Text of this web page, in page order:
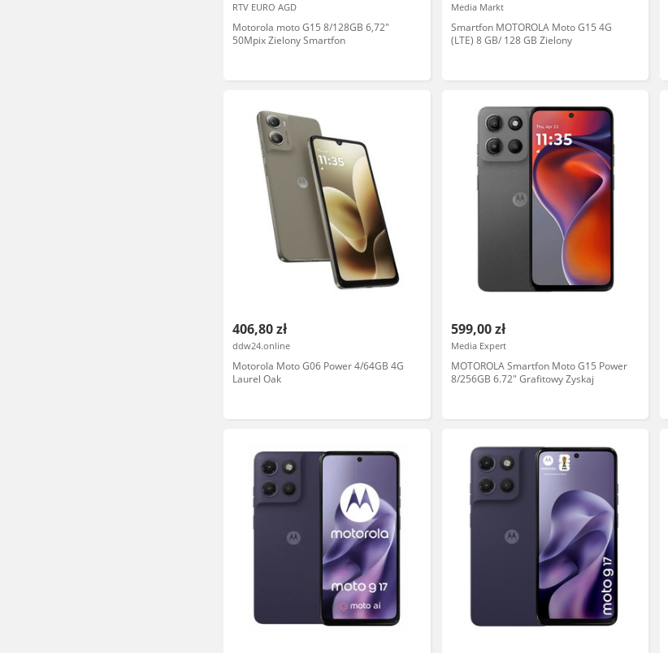
RTV EURO AGD
Motorola moto G15 8/128GB 6,72"
50Mpix Zielony Smartfon
Media Markt
Smartfon MOTOROLA Moto G15 4G
(LTE) 8 GB/ 128 GB Zielony
406,80 zł
ddw24.online
Motorola Moto G06 Power 4/64GB 4G
Laurel Oak
599,00 zł
Media Expert
MOTOROLA Smartfon Moto G15 Power
8/256GB 6.72" Grafitowy Zyskaj